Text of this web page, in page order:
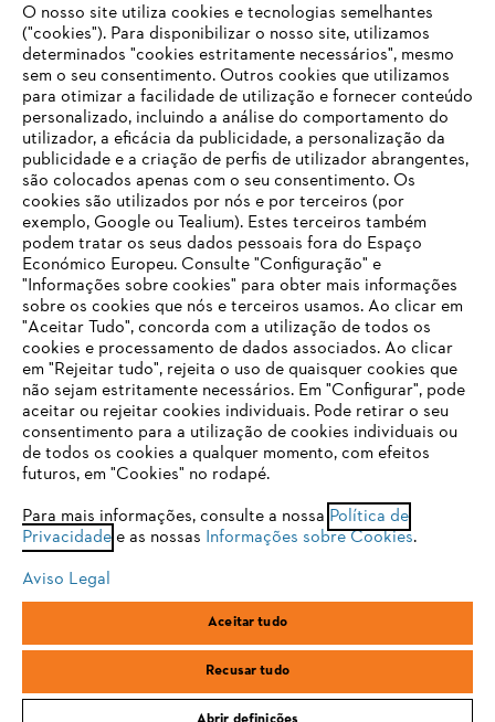
Opções de pagamento
Empresa
FAQs Loja Online
Contacto
Condições gerais de venda Proteção de Dados
Sobre nós
R.C.Emp. Ed.3-P.0-Lj.2
O SEU NAVEGADOR NÃO SUPORTA
ESTE WEBSITE
Está utilizar um navegador que ainda não suportamos. Para
obter o melhor uso de nosso site, recomendamos que altere
para um dos seguintes navegadores:
firefox chrome
safari edge
O nosso site utiliza cookies e tecnologias semelhantes
("cookies"). Para disponibilizar o nosso site, utilizamos
determinados "cookies estritamente necessários", mesmo
sem o seu consentimento. Outros cookies que utilizamos
para otimizar a facilidade de utilização e fornecer conteúdo
personalizado, incluindo a análise do comportamento do
utilizador, a eficácia da publicidade, a personalização da
publicidade e a criação de perfis de utilizador abrangentes,
são colocados apenas com o seu consentimento. Os
cookies são utilizados por nós e por terceiros (por
exemplo, Google ou Tealium). Estes terceiros também
podem tratar os seus dados pessoais fora do Espaço
Económico Europeu. Consulte "Configuração" e
"Informações sobre cookies" para obter mais informações
sobre os cookies que nós e terceiros usamos. Ao clicar em
"Aceitar Tudo", concorda com a utilização de todos os
cookies e processamento de dados associados. Ao clicar
em "Rejeitar tudo", rejeita o uso de quaisquer cookies que
não sejam estritamente necessários. Em "Configurar", pode
aceitar ou rejeitar cookies individuais. Pode retirar o seu
consentimento para a utilização de cookies individuais ou
de todos os cookies a qualquer momento, com efeitos
futuros, em "Cookies" no rodapé.
Para mais informações, consulte a nossa Política de
Privacidadee as nossas Informações sobre Cookies.
Aviso Legal
Aceitar tudo
Recusar tudo